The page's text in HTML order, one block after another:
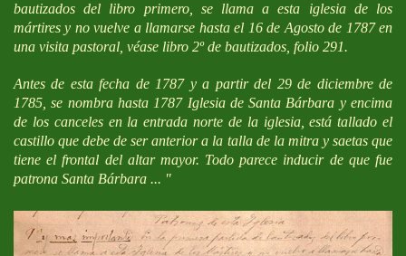
bautizados del libro primero, se llama a esta iglesia de los
mártires y no vuelve a llamarse hasta el 16 de Agosto de 1787 en
una visita pastoral, véase libro 2º de bautizados, folio 291.
Antes de esta fecha de 1787 y a partir del 29 de diciembre de
1785, se nombra hasta 1787 Iglesia de Santa Bárbara y encima
de los canceles en la entrada norte de la iglesia, está tallado el
castillo que debe de ser anterior a la talla de la mitra y saetas que
tiene el frontal del altar mayor. Todo parece inducir de que fue
patrona Santa Bárbara ... "